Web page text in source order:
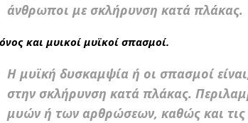
άνθρωποι με σκλήρυνση κατά πλάκας.
και μυικοί μυϊκοί σπασμοί.
Η μυϊκή δυσκαμψία ή οι σπασμοί
στην σκλήρυνση κατά πλάκας.
μυών ή των αρθρώσεων, καθώς και τις